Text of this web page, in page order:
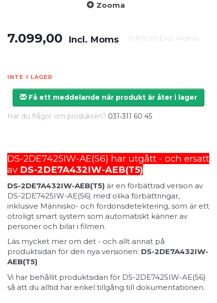
Zooma
7.099,00 Incl. Moms (5.679,20 Excl. Moms)
INTE I LAGER
Få ett meddelande när produkt är åter i lager
Har du frågor om produkten? 031‑311 60 45
DS-2DE7425IW-AE(S6) har utgått - och ersatt
av DS-2DE7A432IW-AEB(T5)
DS-2DE7A432IW-AEB(T5) är en förbättrad version av
DS-2DE7425IW-AE(S6) med olika förbättringar,
inklusive Människo- och fordonsdetektering, som är ett
otroligt smart system som automatiskt känner av
personer och bilar i filmen.
Läs mycket mer om det - och allt annat på
produktsidan för den nya versionen: DS-2DE7A432IW-
AEB(T5)
Vi har behållit produktsidan för DS-2DE7425IW-AE(S6)
så att du alltid har enkel tillgång till dokumentationen.